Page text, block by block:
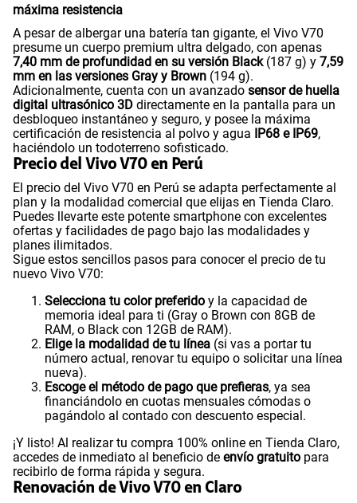
máxima resistencia
A pesar de albergar una batería tan gigante, el Vivo V70
presume un cuerpo premium ultra delgado, con apenas
7,40 mm de profundidad en su versión Black(187 g) y 7,59
mm en las versiones Gray y Brown (194 g).
Adicionalmente, cuenta con un avanzado sensor de huella
digital ultrasónico 3D directamente en la pantalla para un
desbloqueo instantáneo y seguro, y posee la máxima
certificación de resistencia al polvo y agua
IP68 e IP69,
haciéndolo un todoterreno sofisticado.
Precio del Vivo V70 en Perú
El precio del Vivo V70 en Perú se adapta perfectamente al
plan y la modalidad comercial que elijas en Tienda Claro.
Puedes llevarte este potente smartphone con excelentes
ofertas y facilidades de pago bajo las modalidades y
planes ilimitados.
Sigue estos sencillos pasos para conocer el precio de tu
nuevo Vivo V70:
Selecciona tu color preferido y la capacidad de
memoria ideal para ti (Gray o Brown con 8GB de
RAM, o Black con 12GB de RAM).
Elige la modalidad de tu línea (si vas a portar tu
número actual, renovar tu equipo o solicitar una línea
nueva).
Escoge el método de pago que prefieras, ya sea
financiándolo en cuotas mensuales cómodas o
pagándolo al contado con descuento especial.
¡Y listo! Al realizar tu compra 100% online en Tienda Claro,
accedes de inmediato al beneficio de envío gratuito para
recibirlo de forma rápida y segura.
Renovación de Vivo V70 en Claro